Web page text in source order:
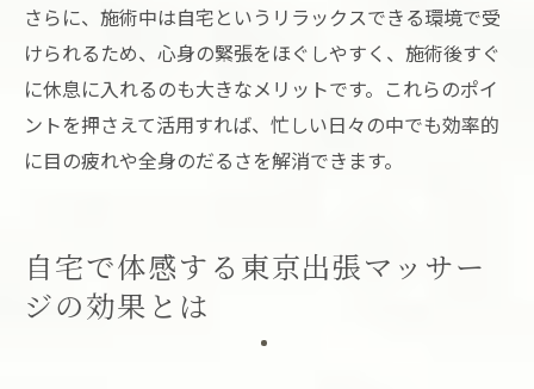
さらに、施術中は自宅というリラックスできる環境で受
けられるため、心身の緊張をほぐしやすく、施術後すぐ
に休息に入れるのも大きなメリットです。これらのポイ
ントを押さえて活用すれば、忙しい日々の中でも効率的
に目の疲れや全身のだるさを解消できます。
自宅で体感する東京出張マッサー
ジの効果とは